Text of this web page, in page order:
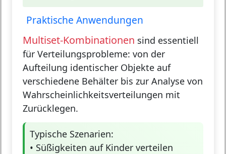
Praktische Anwendungen
Multiset-Kombinationen sind essentiell
für Verteilungsprobleme: von der
Aufteilung identischer Objekte auf
verschiedene Behälter bis zur Analyse von
Wahrscheinlichkeitsverteilungen mit
Zurücklegen.
Typische Szenarien:
• Süßigkeiten auf Kinder verteilen